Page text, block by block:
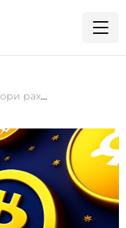
Біткоїн перевищив $70 000: інвестори рахують дні до виборів у США